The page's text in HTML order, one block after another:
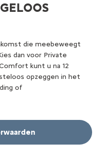
die meebeweegt
dan voor Private
kunt u na 12
opzeggen in het
of